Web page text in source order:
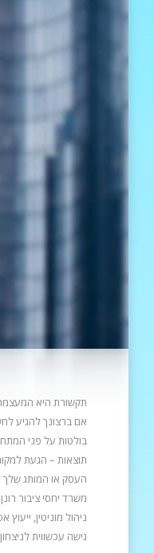
תקשורת היא
אם ברצונך להגיע
בולטות על פני
תוצאות – הגעת
העסק או המותג
משרד יחסי ציבור
ניהול מוניטין,
גישה עכשווית